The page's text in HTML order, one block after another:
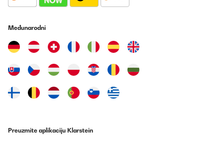
Međunarodni
Preuzmite aplikaciju Klarstein